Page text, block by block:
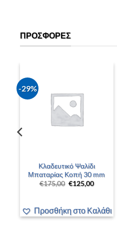
ΠΡΟΣΦΟΡΈΣ
-29%
Κλαδευτικό Ψαλίδι
Μπαταρίας Κοπή 30 mm
€175,00 Original
€125,00Η
€125,00.
Προσθήκη στο Καλάθι